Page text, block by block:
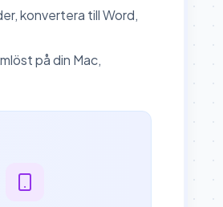
konvertera till Word,
på din Mac,